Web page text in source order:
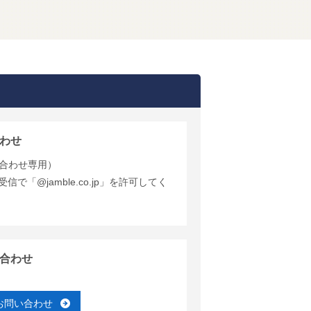
せ
わせ専用）
で「@jamble.co.jp」を許可してく
わせ
問い合わせ